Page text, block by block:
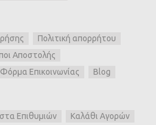
Πολιτική απορρήτου
Αποστολής
Φόρμα Επικοινωνίας Blog
Επιθυμιών Καλάθι Αγορών